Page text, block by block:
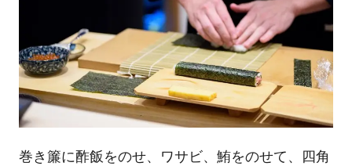
巻き簾に酢飯をのせ、ワサビ、鮪をのせて、四角